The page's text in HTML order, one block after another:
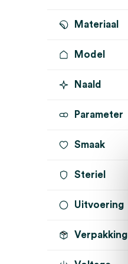
Materiaal
kunststof (3)
Model
Naald
Parameter
Smaak
Steriel
onsteriel (1)
Uitvoering
C-fold (8)
Verpakking